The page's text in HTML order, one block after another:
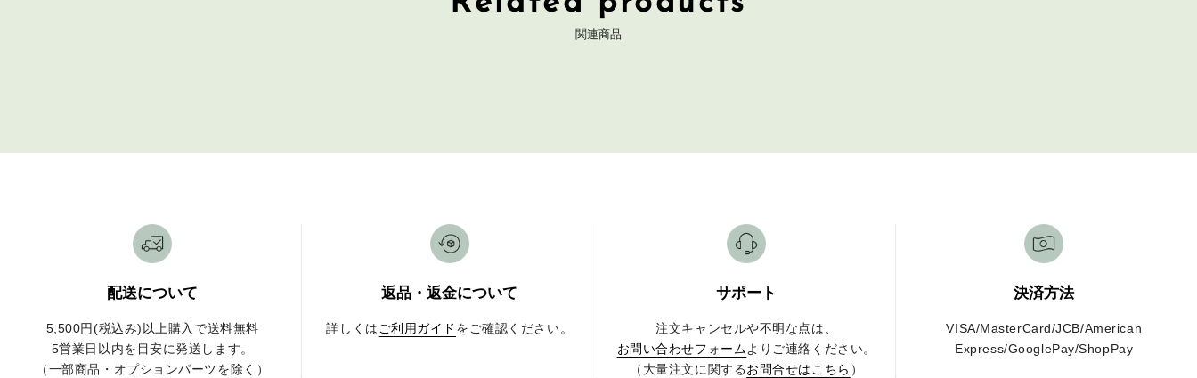
関連商品
配送について
5,500円(税込み)以上購入で送料無料
5営業日以内を目安に発送します。
（一部商品・オプションパーツを除く）
返品・返金について
詳しくはご利用ガイド をご確認ください。
サポート
注文キャンセルや不明な点は、
お問い合わせフォームよりご連絡ください。
（大量注文に関するお問合せはこちら ）
決済方法
VISA/MasterCard/JCB/American
Express/GooglePay/ShopPay